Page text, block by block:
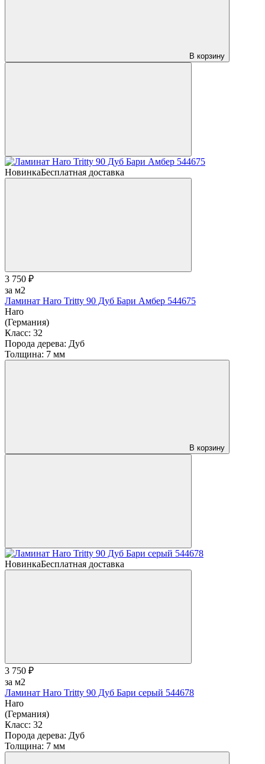
В корзину
НовинкаБесплатная доставка
3 750 ₽
за м2
Ламинат Haro Tritty 90 Дуб Бари Амбер 544675
Haro
(Германия)
Класс: 32
Порода дерева: Дуб
Толщина: 7 мм
В корзину
НовинкаБесплатная доставка
3 750 ₽
за м2
Ламинат Haro Tritty 90 Дуб Бари серый 544678
Haro
(Германия)
Класс: 32
Порода дерева: Дуб
Толщина: 7 мм